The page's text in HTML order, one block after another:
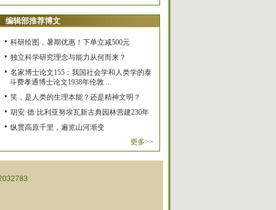
编辑部推荐博文
科研绘图，暑期优惠！下单立减500元
独立科学研究理念与能力从何而来？
名家博士论文155：我国社会学和人类学的泰
斗费孝通博士论文1938年伦敦 ...
笑，是人类的生理本能？还是精神文明？
胡安·德·比利亚努埃瓦新古典园林营建230年
纵贯高原千里，遍览山河渐变
更多>>